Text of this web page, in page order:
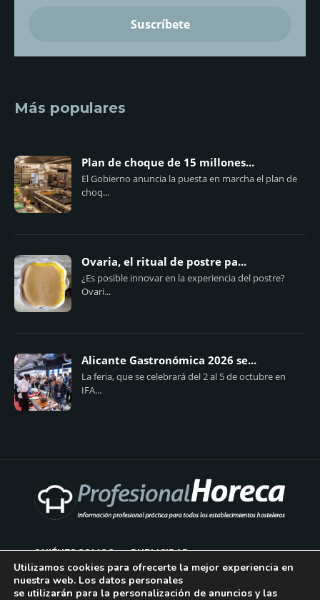
Más populares
Plan de choque de 15 millones...
El Gobierno anuncia la puesta en marcha el plan de
choq...
Ovaria, el ritual de postre pa...
¿Es posible innovar en la experiencia del postre?
Ovari...
Alicante Gastronómica 2026 se...
La feria, que se celebrará del 2 al 5 de octubre en
IFA...
QUIÉNES SOMOS PUBLICIDAD
AVISO LEGAL
Utilizamos cookies para ofrecerte la mejor experiencia en
nuestra web. Los datos personales
se utilizarán para la personalización de anuncios y las